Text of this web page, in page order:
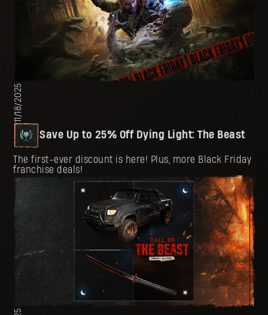
11/18/2025
Save Up to 25% Off Dying Light: The Beast
The first-ever discount is here! Plus, more Black Friday
franchise deals!